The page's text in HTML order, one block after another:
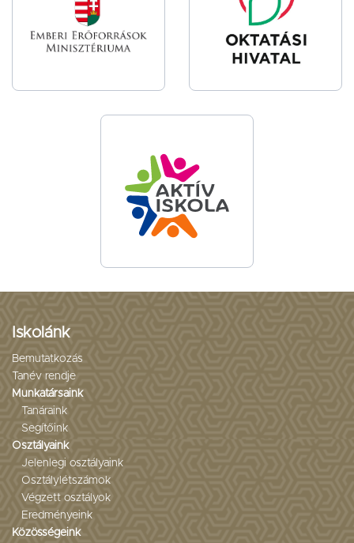
Iskolánk
Bemutatkozás
Tanév rendje
Munkatársaink
Tanáraink
Segítőink
Osztályaink
Jelenlegi osztályaink
Osztálylétszámok
Végzett osztályok
Eredményeink
Közösségeink